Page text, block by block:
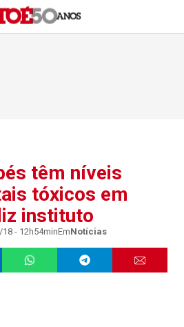
têm níveis
tóxicos em
instituto
- 12h54minEmNotícias